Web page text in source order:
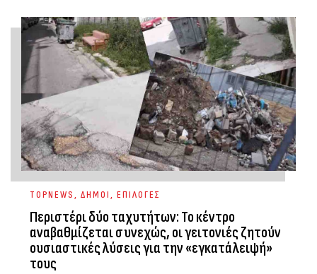
TOPNEWS, ΔΗΜΟΙ, ΕΠΙΛΟΓΕΣ
Περιστέρι δύο ταχυτήτων: Το κέντρο
αναβαθμίζεται συνεχώς, οι γειτονιές ζητούν
ουσιαστικές λύσεις για την «εγκατάλειψή»
τους